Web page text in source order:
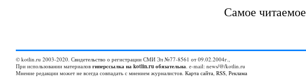
Самое читаемое
© kotlin.ru 2003-2020. Свидетельство о регистрации СМИ Эл №77-8561 от 09.02.2004г.,
При использовании материалов гиперссылка на kotlin.ru обязательна. e-mail: news/@/kotlin.ru
Мнение редакции может не всегда совпадать с мнением журналистов. Карта сайта, RSS, Реклама